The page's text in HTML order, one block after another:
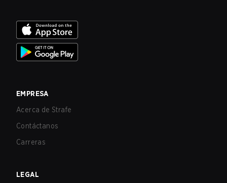
EMPRESA
Acerca de Strafe
Contáctanos
Carreras
LEGAL